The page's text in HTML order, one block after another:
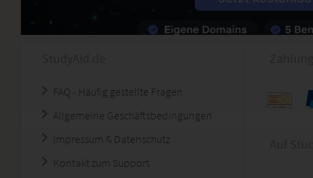
FAQ - Häufig gestellte Fragen
Allgemeine Geschäftsbedingungen
Impressum & Datenschutz
Kontakt zum Support